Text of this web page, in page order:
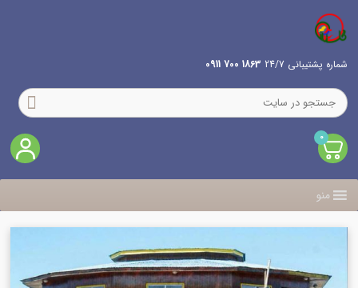
شماره پشتیبانی 24/7 1863 700 0911
0
منو